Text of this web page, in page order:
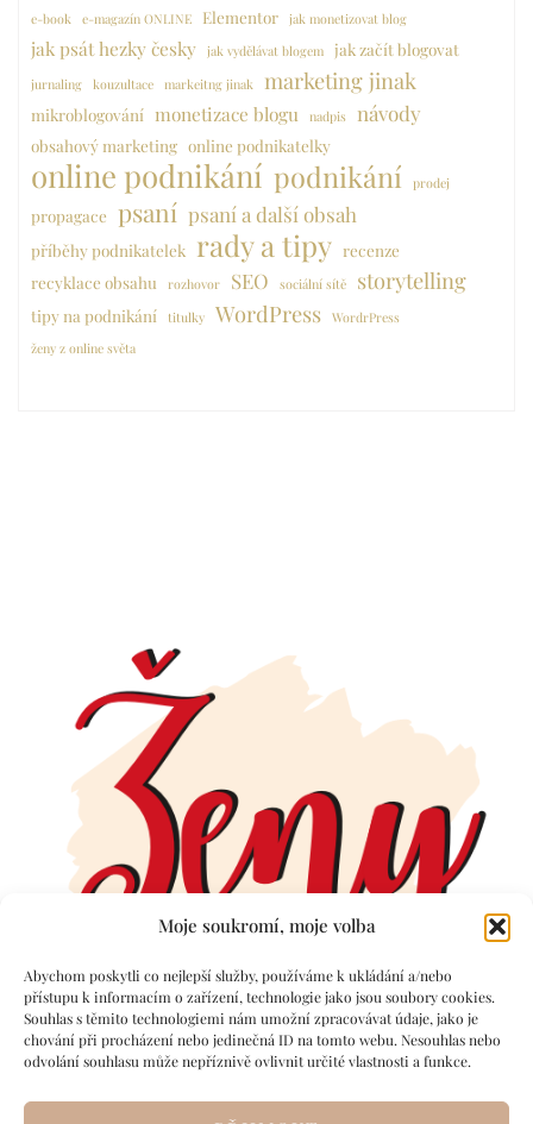
Moje soukromí, moje volba
Abychom poskytli co nejlepší služby, používáme k ukládání a/nebo
přístupu k informacím o zařízení, technologie jako jsou soubory cookies.
Souhlas s těmito technologiemi nám umožní zpracovávat údaje, jako je
chování při procházení nebo jedinečná ID na tomto webu. Nesouhlas nebo
odvolání souhlasu může nepříznivě ovlivnit určité vlastnosti a funkce.
e-book e-magazín ONLINE Elementor jak monetizovat blog
jak psát hezky česky jak vydělávat blogem jak začít blogovat
jurnaling kouzultace markeitng jinak marketing jinak
mikroblogování monetizace blogu nadpis návody
obsahový marketing online podnikatelky
online podnikání podnikání prodej
propagace psaní psaní a další obsah
příběhy podnikatelek rady a tipy recenze
recyklace obsahu
rozhovor SEO sociální sítě storytelling
tipy na podnikání titulky WordPress WordrPress
ženy z online světa